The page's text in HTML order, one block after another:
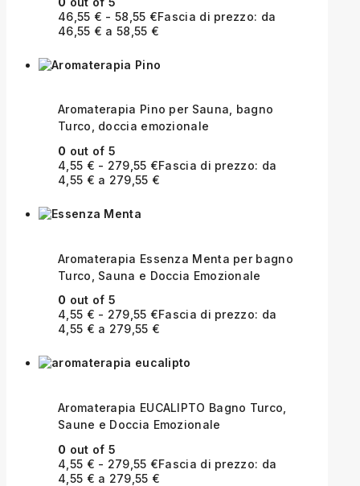
46,55 € - 58,55 €Fascia di prezzo: da
46,55 € a 58,55 €
Aromaterapia Pino per Sauna, bagno
Turco, doccia emozionale
0 out of 5
4,55 € - 279,55 €Fascia di prezzo: da
4,55 € a 279,55 €
Aromaterapia Essenza Menta per bagno
Turco, Sauna e Doccia Emozionale
0 out of 5
4,55 € - 279,55 €Fascia di prezzo: da
4,55 € a 279,55 €
Aromaterapia EUCALIPTO Bagno Turco,
Saune e Doccia Emozionale
0 out of 5
4,55 € - 279,55 €Fascia di prezzo: da
4,55 € a 279,55 €